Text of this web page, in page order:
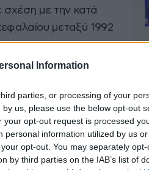
Information
parties, or processing of your
us, please use the below opt-out
opt-out request is processed
information utilized by us
opt-out. You may separately
by third parties on the IAB’s list of
σχέση με την κατά
μεταξύ 1992
να το
«Πραγματικά
ότι η
της ζήτησης αγαθών